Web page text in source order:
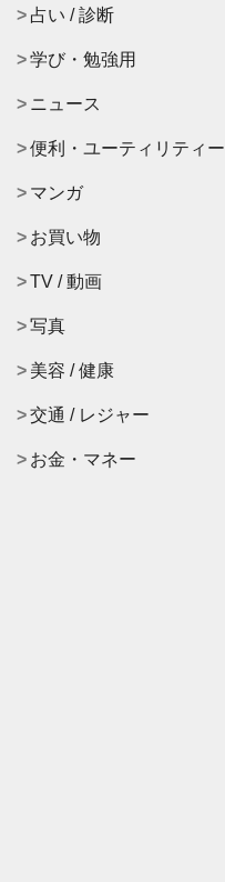
占い / 診断
学び・勉強用
ニュース
便利・ユーティリティー
マンガ
お買い物
TV / 動画
写真
美容 / 健康
交通 / レジャー
お金・マネー